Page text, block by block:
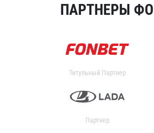
ПАРТНЕРЫ
Титульный Партнер
Партнер